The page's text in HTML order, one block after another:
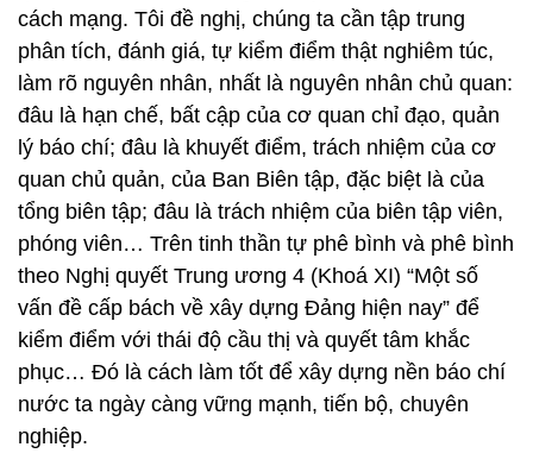
cách mạng. Tôi đề nghị, chúng ta cần tập trung
phân tích, đánh giá, tự kiểm điểm thật nghiêm túc,
làm rõ nguyên nhân, nhất là nguyên nhân chủ quan:
đâu là hạn chế, bất cập của cơ quan chỉ đạo, quản
lý báo chí; đâu là khuyết điểm, trách nhiệm của cơ
quan chủ quản, của Ban Biên tập, đặc biệt là của
tổng biên tập; đâu là trách nhiệm của biên tập viên,
phóng viên… Trên tinh thần tự phê bình và phê bình
theo Nghị quyết Trung ương 4 (Khoá XI) “Một số
vấn đề cấp bách về xây dựng Đảng hiện nay” để
kiểm điểm với thái độ cầu thị và quyết tâm khắc
phục… Đó là cách làm tốt để xây dựng nền báo chí
nước ta ngày càng vững mạnh, tiến bộ, chuyên
nghiệp.